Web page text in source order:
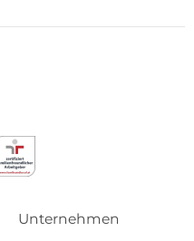
Unternehmen